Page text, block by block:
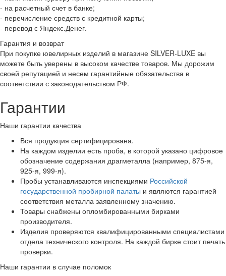
- на расчетный счет в банке;
- перечисление средств с кредитной карты;
- перевод с Яндекс.Денег.
Гарантия и возврат
При покупке ювелирных изделий в магазине SILVER-LUXE вы
можете быть уверены в высоком качестве товаров. Мы дорожим
своей репутацией и несем гарантийные обязательства в
соответствии с законодательством РФ.
Гарантии
Наши гарантии качества
Вся продукция сертифицирована.
На каждом изделии есть проба, в которой указано цифровое
обозначение содержания драгметалла (например, 875-я,
925-я, 999-я).
Пробы устанавливаются инспекциями Российской
государственной пробирной палаты и являются гарантией
соответствия металла заявленному значению.
Товары снабжены опломбированными бирками
производителя.
Изделия проверяются квалифицированными специалистами
отдела технического контроля. На каждой бирке стоит печать
проверки.
Наши гарантии в случае поломок